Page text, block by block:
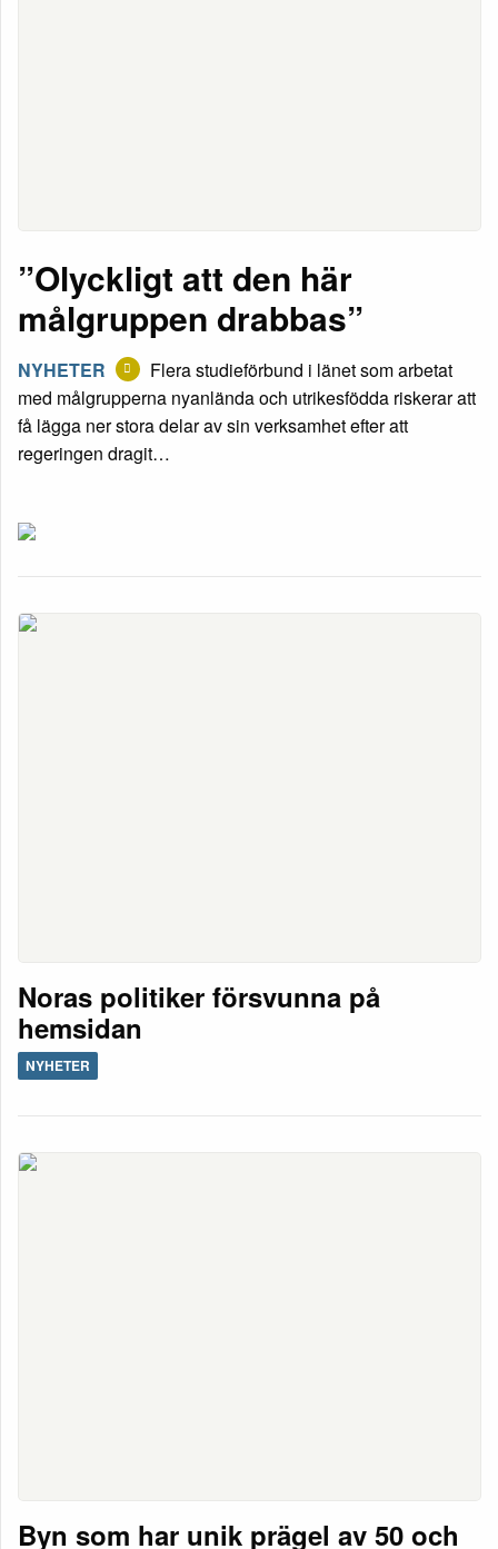
”Olyckligt att den här
målgruppen drabbas”
NYHETER
Flera studieförbund i länet som arbetat
med målgrupperna nyanlända och utrikesfödda riskerar att
få lägga ner stora delar av sin verksamhet efter att
regeringen dragit…
Noras politiker försvunna på
hemsidan
NYHETER
Byn som har unik prägel av 50 och